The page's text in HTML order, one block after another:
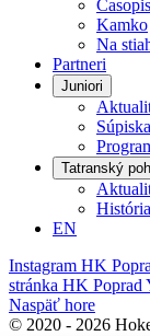
Kamko
Na
Partneri
Juniori
Súpiska
Tatranský
História
EN
Instagram HK
stránka HK Poprad
Naspäť hore
© 2020 - 2026